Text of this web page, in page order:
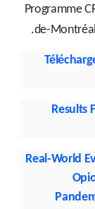
Programme
de-
Results
Real-World